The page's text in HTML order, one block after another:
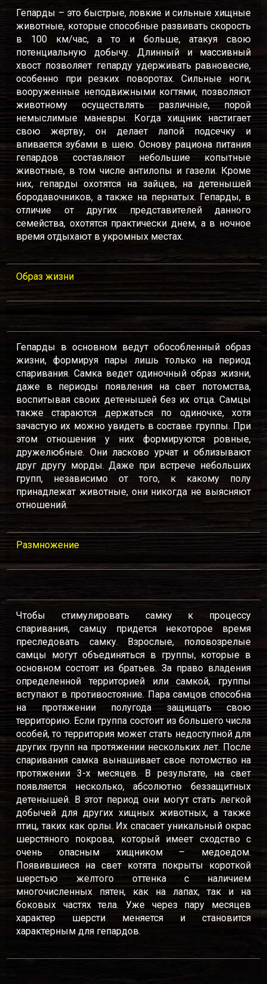
Гепарды – это быстрые, ловкие и сильные хищные
животные, которые способные развивать скорость
в 100 км/час, а то и больше, атакуя свою
потенциальную добычу. Длинный и массивный
хвост позволяет гепарду удерживать равновесие,
особенно при резких поворотах. Сильные ноги,
вооруженные неподвижными когтями, позволяют
животному осуществлять различные, порой
немыслимые маневры. Когда хищник настигает
свою жертву, он делает лапой подсечку и
впивается зубами в шею. Основу рациона питания
гепардов составляют небольшие копытные
животные, в том числе антилопы и газели. Кроме
них, гепарды охотятся на зайцев, на детенышей
бородавочников, а также на пернатых. Гепарды, в
отличие от других представителей данного
семейства, охотятся практически днем, а в ночное
время отдыхают в укромных местах.
Образ жизни
Гепарды в основном ведут обособленный образ
жизни, формируя пары лишь только на период
спаривания. Самка ведет одиночный образ жизни,
даже в периоды появления на свет потомства,
воспитывая своих детенышей без их отца. Самцы
также стараются держаться по одиночке, хотя
зачастую их можно увидеть в составе группы. При
этом отношения у них формируются ровные,
дружелюбные. Они ласково урчат и облизывают
друг другу морды. Даже при встрече небольших
групп, независимо от того, к какому полу
принадлежат животные, они никогда не выясняют
отношений.
Размножение
Чтобы стимулировать самку к процессу
спаривания, самцу придется некоторое время
преследовать самку. Взрослые, половозрелые
самцы могут объединяться в группы, которые в
основном состоят из братьев. За право владения
определенной территорией или самкой, группы
вступают в противостояние. Пара самцов способна
на протяжении полугода защищать свою
территорию. Если группа состоит из большего числа
особей, то территория может стать недоступной для
других групп на протяжении нескольких лет. После
спаривания самка вынашивает свое потомство на
протяжении 3-х месяцев. В результате, на свет
появляется несколько, абсолютно беззащитных
детенышей. В этот период они могут стать легкой
добычей для других хищных животных, а также
птиц, таких как орлы. Их спасает уникальный окрас
шерстяного покрова, который имеет сходство с
очень опасным хищником – медоедом.
Появившиеся на свет котята покрыты короткой
шерстью желтого оттенка с наличием
многочисленных пятен, как на лапах, так и на
боковых частях тела. Уже через пару месяцев
характер шерсти меняется и становится
характерным для гепардов.